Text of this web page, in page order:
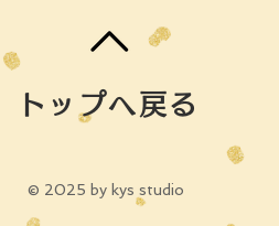
トップへ戻る
© 2025 by kys studio